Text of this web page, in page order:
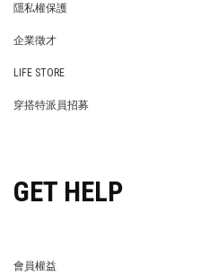
隱私權保護
企業徵才
LIFE STORE
穿搭特派員招募
GET HELP
會員權益